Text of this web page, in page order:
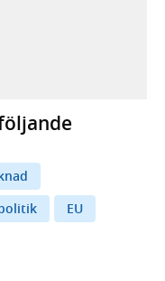
webbplats,
webbplats,
EU